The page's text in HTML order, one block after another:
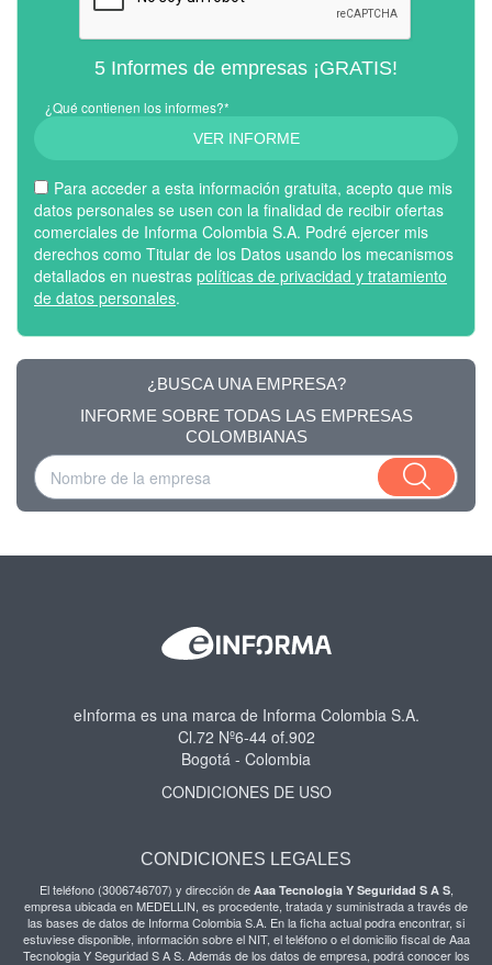
5 Informes de empresas ¡GRATIS!
¿Qué contienen los informes?*
VER INFORME
Para acceder a esta información gratuita, acepto que mis
datos personales se usen con la finalidad de recibir ofertas
comerciales de Informa Colombia S.A. Podré ejercer mis
derechos como Titular de los Datos usando los mecanismos
detallados en nuestras políticas de privacidad y tratamiento
de datos personales.
¿BUSCA UNA EMPRESA?
INFORME SOBRE TODAS LAS EMPRESAS
COLOMBIANAS
eInforma es una marca de Informa Colombia S.A.
Cl.72 Nº6-44 of.902
Bogotá - Colombia
CONDICIONES DE USO
CONDICIONES LEGALES
El teléfono (3006746707) y dirección de Aaa Tecnologia Y Seguridad S A S,
empresa ubicada en MEDELLIN, es procedente, tratada y suministrada a través de
las bases de datos de Informa Colombia S.A. En la ficha actual podra encontrar, si
estuviese disponible, información sobre el NIT, el teléfono o el domicilio fiscal de Aaa
Tecnologia Y Seguridad S A S. Además de los datos de empresa, podrá conocer los